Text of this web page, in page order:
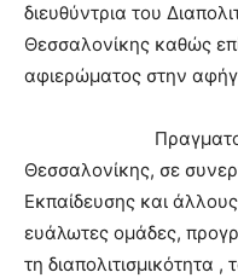
διευθύντρια του
Θεσσαλονίκης καθώς
αφιερώματος στην
Πραγματοποιεί
Θεσσαλονίκης, σε
Εκπαίδευσης και
ευάλωτες ομάδες,
τη διαπολιτισμικότητα